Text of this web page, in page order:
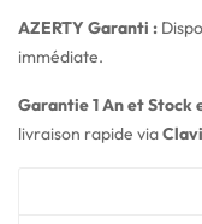
AZERTY Garanti :
immédiate.
Garantie 1 An et Stock
livraison rapide via